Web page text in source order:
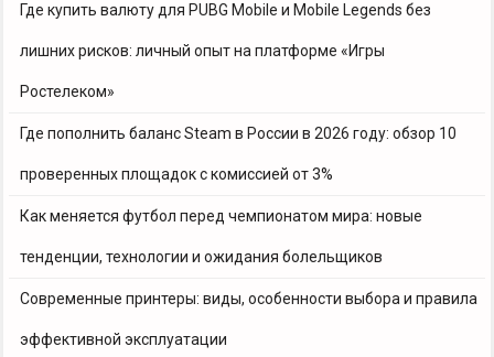
Где купить валюту для PUBG Mobile и Mobile Legends без
лишних рисков: личный опыт на платформе «Игры
Ростелеком»
Где пополнить баланс Steam в России в 2026 году: обзор 10
проверенных площадок с комиссией от 3%
Как меняется футбол перед чемпионатом мира: новые
тенденции, технологии и ожидания болельщиков
Современные принтеры: виды, особенности выбора и правила
эффективной эксплуатации